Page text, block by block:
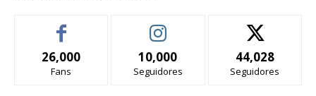
26,000
Fans
10,000
Seguidores
44,028
Seguidores